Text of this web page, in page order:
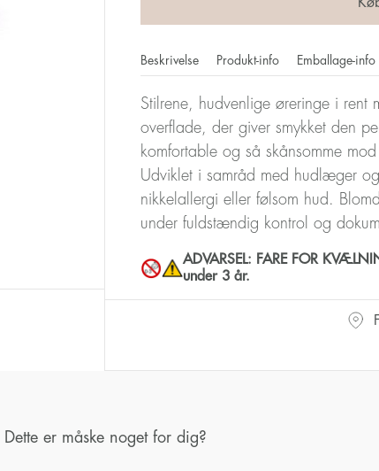
Beskrivelse Produkt-info Emballage-info
Stilrene, hudvenlige øreringe i rent
overflade, der giver smykket den
komfortable og så skånsomme
Udviklet i samråd med hudlæger
nikkelallergi eller følsom hud.
under fuldstændig kontrol og
ADVARSEL: FARE FOR
under 3 år.
Dette er måske noget for dig?